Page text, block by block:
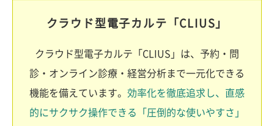
クラウド型電子カルテ「CLIUS」
クラウド型電子カルテ「CLIUS」は、予約・問
診・オンライン診療・経営分析まで一元化できる
機能を備えています。 効率化を徹底追求し、直感
的にサクサク操作できる「圧倒的な使いやすさ」